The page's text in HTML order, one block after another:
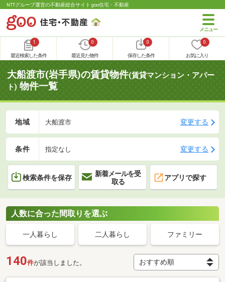
NTTグループ運営の不動産総合サイト goo住宅・不動産
1
最近検索した条件
0
最近見た物件
0
保存した条件
0
お気に入り
大船渡市(岩手県)の賃貸物件(賃貸マンション・アパー
ト) 物件一覧
地域 大船渡市 変更する
条件 指定なし 変更する
検索条件を保存
新着メールを受
取る
アプリで探す
人数に合った間取りを選ぶ
一人暮らし 二人暮らし ファミリー
140件が該当しました。